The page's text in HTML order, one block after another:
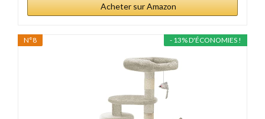
Acheter sur Amazon
- 13% D'ÉCONOMIES !
N°8